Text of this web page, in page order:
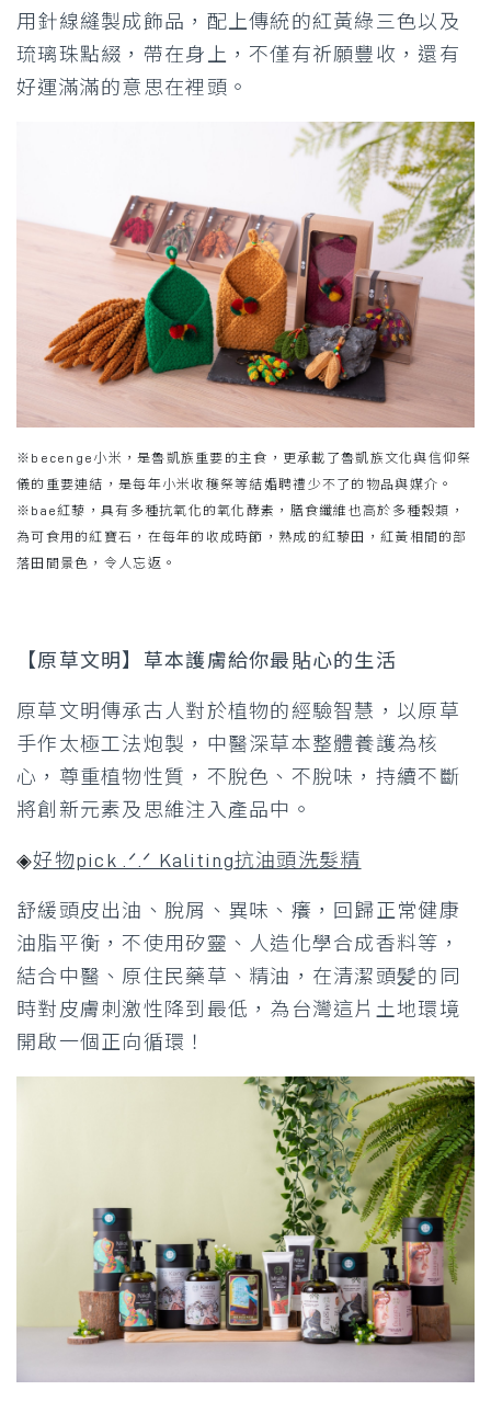
用針線縫製成飾品，配上傳統的紅黃綠三色以及
琉璃珠點綴，帶在身上，不僅有祈願豐收，還有
好運滿滿的意思在裡頭。
※becenge小米，是魯凱族重要的主食，更承載了魯凱族文化與信仰祭
儀的重要連結，是每年小米收穫祭等結婚聘禮少不了的物品與媒介。
※bae紅藜，具有多種抗氧化的氧化酵素，膳食纖維也高於多種穀類，
為可食用的紅寶石，在每年的收成時節，熟成的紅藜田，紅黃相間的部
落田間景色，令人忘返。
【原草文明】草本護膚給你最貼心的生活
原草文明傳承古人對於植物的經驗智慧，以原草
手作太極工法炮製，中醫深草本整體養護為核
心，尊重植物性質，不脫色、不脫味，持續不斷
將創新元素及思維注入產品中。
◈好物pick .ᐟ.ᐟ Kaliting抗油頭洗髮精
舒緩頭皮出油、脫屑、異味、癢，回歸正常健康
油脂平衡，不使用矽靈、人造化學合成香料等，
結合中醫、原住民藥草、精油，在清潔頭髪的同
時對皮膚刺激性降到最低，為台灣這片土地環境
開啟一個正向循環！